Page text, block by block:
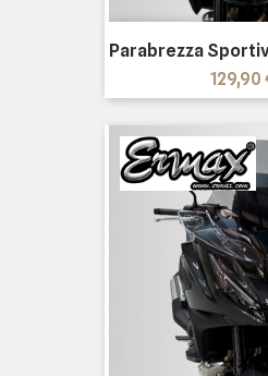
Parabrezza
Prezzo
129,90